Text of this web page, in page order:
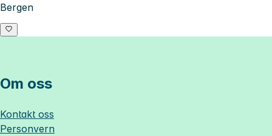
Bergen
Om oss
Kontakt oss
Personvern